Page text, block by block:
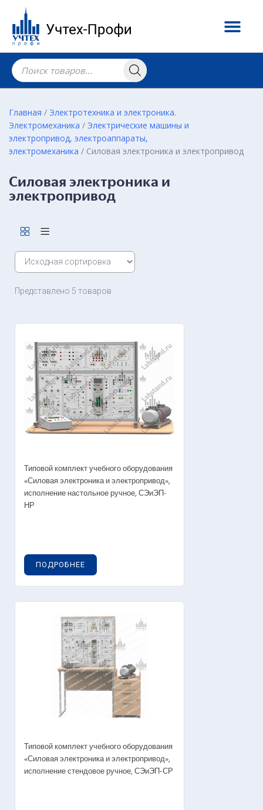
Главная / Электротехника и электроника.
Электромеханика / Электрические машины и
электропривод, электроаппараты,
электромеханика / Cиловая электроника и электропривод
Cиловая электроника и
электропривод
Представлено 5 товаров
Типовой комплект учебного оборудования
«Силовая электроника и электропривод»,
исполнение настольное ручное, СЭиЭП-
НР
ПОДРОБНЕЕ
Типовой комплект учебного оборудования
«Силовая электроника и электропривод»,
исполнение стендовое ручное, СЭиЭП-СР